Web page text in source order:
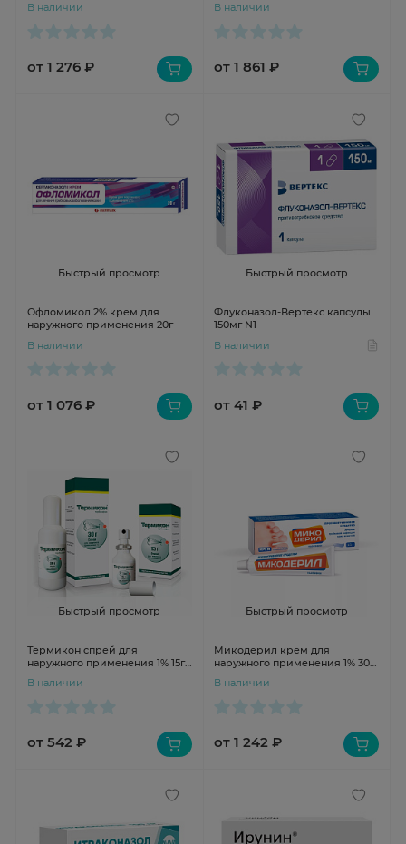
В наличии
от 1 276 ₽
В наличии
от 1 861 ₽
Быстрый просмотр
Офломикол 2% крем для
наружного применения 20г
В наличии
от 1 076 ₽
Быстрый просмотр
Флуконазол-Вертекс капсулы
150мг N1
В наличии
от 41 ₽
Быстрый просмотр
Термикон спрей для
наружного применения 1% 15г
В наличии
от 542 ₽
Быстрый просмотр
Микодерил крем для
наружного применения 1% 30г
В наличии
от 1 242 ₽